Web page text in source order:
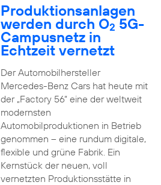
Produktionsanlagen
werden durch O25G-
Campusnetz in
Echtzeit vernetzt
Der Automobilhersteller
Mercedes-Benz Cars hat heute mit
der „Factory 56“ eine der weltweit
modernsten
Automobilproduktionen in Betrieb
genommen – eine rundum digitale,
flexible und grüne Fabrik. Ein
Kernstück der neuen, voll
vernetzten Produktionsstätte in